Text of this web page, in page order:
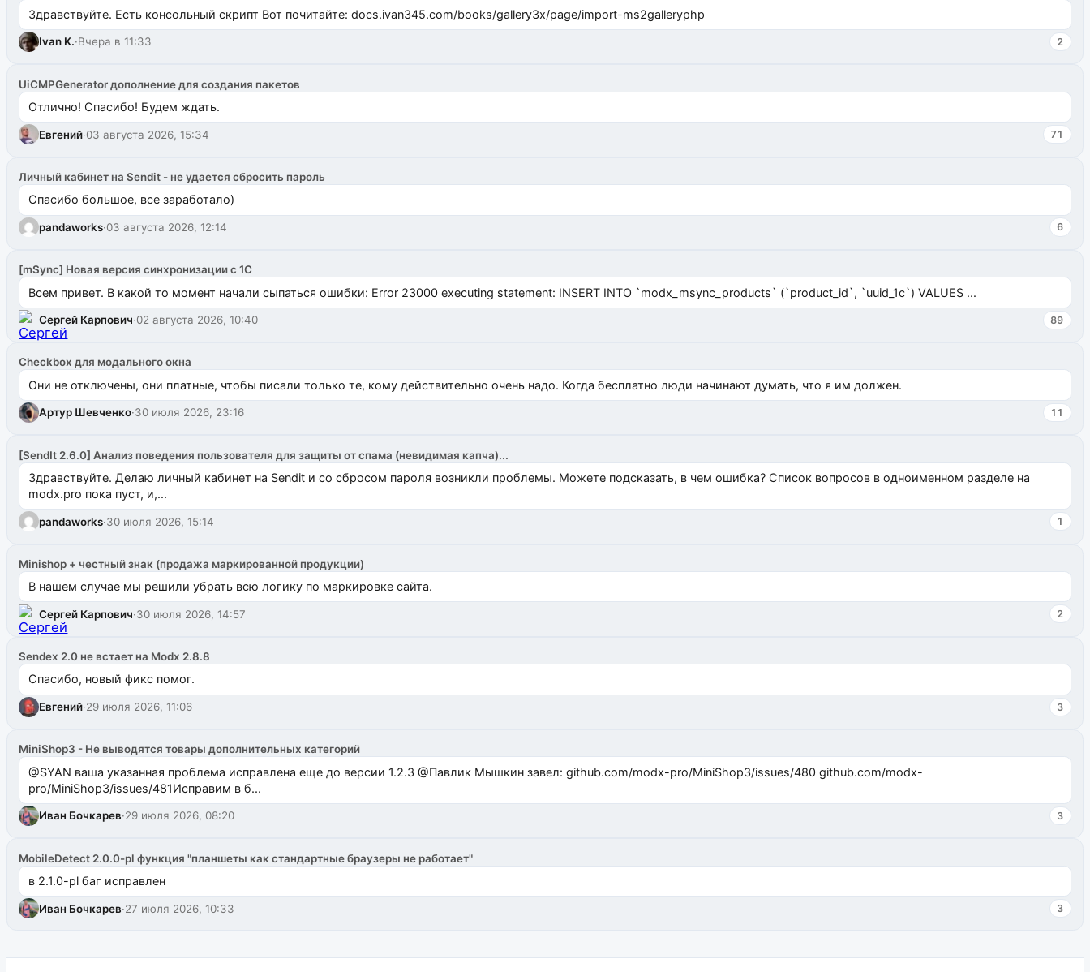
Здравствуйте. Есть консольный скрипт Вот почитайте: docs.ivan345.com/books/gallery3x/page/import-ms2galleryphp
Ivan K.·Вчера в 11:33 2
UiCMPGenerator дополнение для создания пакетов
Отлично! Спасибо! Будем ждать.
Евгений·03 августа 2026, 15:34 71
Личный кабинет на Sendit - не удается сбросить пароль
Спасибо большое, все заработало)
pandaworks·03 августа 2026, 12:14 6
[mSync] Новая версия синхронизации с 1С
Всем привет. В какой то момент начали сыпаться ошибки: Error 23000 executing statement: INSERT INTO `modx_msync_products` (`product_id`, `uuid_1c`) VALUES ...
Сергей Карпович·02 августа 2026, 10:40 89
Checkbox для модального окна
Они не отключены, они платные, чтобы писали только те, кому действительно очень надо. Когда бесплатно люди начинают думать, что я им должен.
Артур Шевченко·30 июля 2026, 23:16 11
[SendIt 2.6.0] Анализ поведения пользователя для защиты от спама (невидимая капча)...
Здравствуйте. Делаю личный кабинет на Sendit и со сбросом пароля возникли проблемы. Можете подсказать, в чем ошибка? Список вопросов в одноименном разделе на
modx.pro пока пуст, и,...
pandaworks·30 июля 2026, 15:14 1
Minishop + честный знак (продажа маркированной продукции)
В нашем случае мы решили убрать всю логику по маркировке сайта.
Сергей Карпович·30 июля 2026, 14:57 2
Sendex 2.0 не встает на Modx 2.8.8
Спасибо, новый фикс помог.
Евгений·29 июля 2026, 11:06 3
MiniShop3 - Не выводятся товары дополнительных категорий
@SYAN ваша указанная проблема исправлена еще до версии 1.2.3 @Павлик Мышкин завел: github.com/modx-pro/MiniShop3/issues/480 github.com/modx-
pro/MiniShop3/issues/481Исправим в б...
Иван Бочкарев·29 июля 2026, 08:20 3
MobileDetect 2.0.0-pl функция "планшеты как стандартные браузеры не работает"
в 2.1.0-pl баг исправлен
Иван Бочкарев·27 июля 2026, 10:33 3